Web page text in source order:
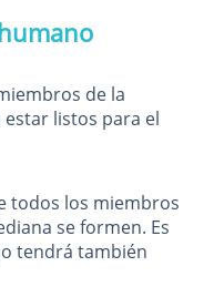
de la
listos para el
todos los miembros
se formen. Es
tendrá también